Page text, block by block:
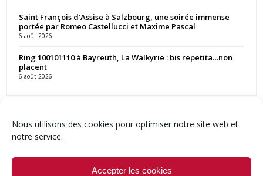
Nous utilisons des cookies pour optimiser notre site web et
notre service.
Accepter les cookies
Saint François d’Assise à Salzbourg, une soirée immense
portée par Romeo Castellucci et Maxime Pascal
6 août 2026
Ring 100101110 à Bayreuth, La Walkyrie : bis repetita…non
placent
6 août 2026